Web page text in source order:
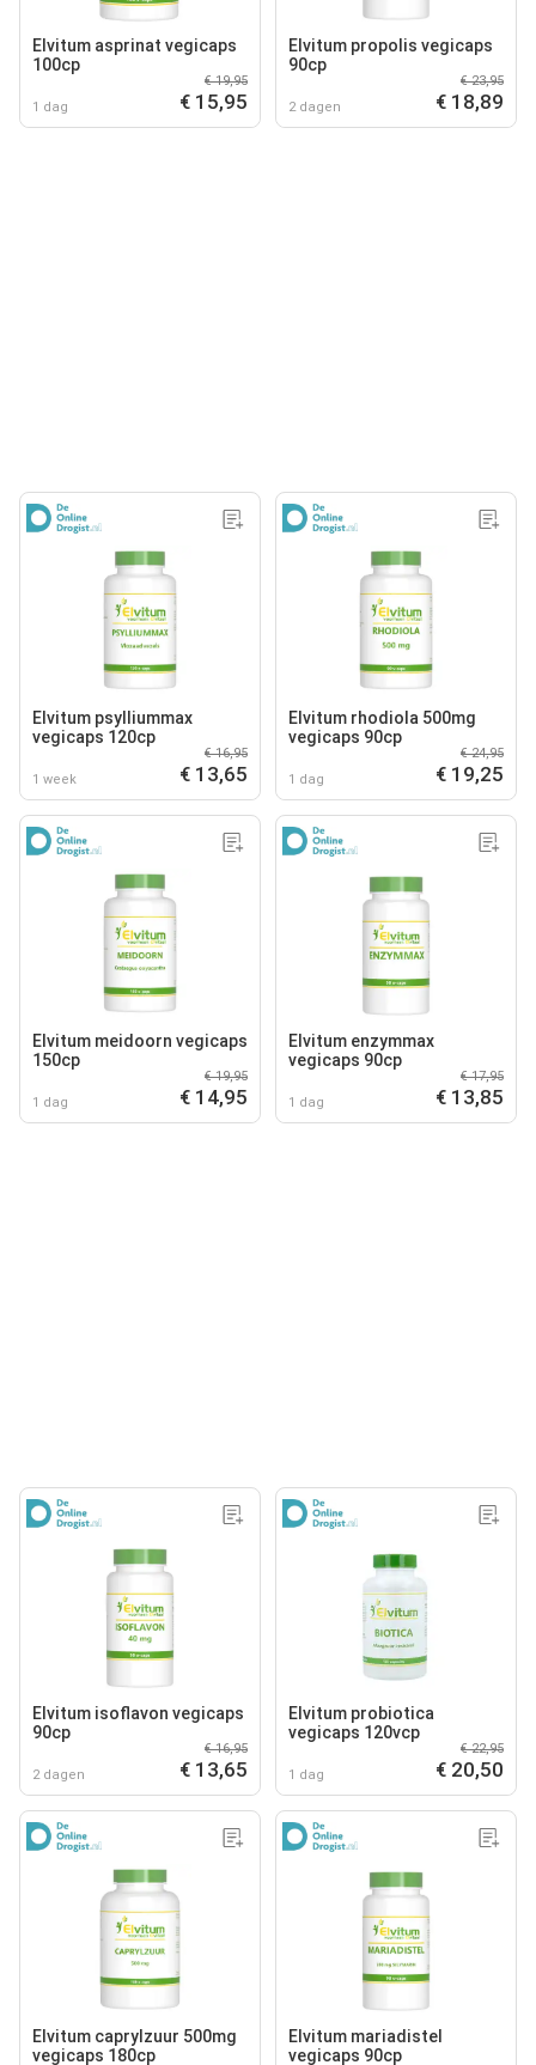
Elvitum asprinat vegicaps
100cp
1 dag
€ 19,95
€ 15,95
Elvitum propolis vegicaps
90cp
2 dagen
€ 23,95
€ 18,89
Elvitum psylliummax
vegicaps 120cp
1 week
€ 16,95
€ 13,65
Elvitum rhodiola 500mg
vegicaps 90cp
1 dag
€ 24,95
€ 19,25
Elvitum meidoorn vegicaps
150cp
1 dag
€ 19,95
€ 14,95
Elvitum enzymmax
vegicaps 90cp
1 dag
€ 17,95
€ 13,85
Elvitum isoflavon vegicaps
90cp
2 dagen
€ 16,95
€ 13,65
Elvitum probiotica
vegicaps 120vcp
1 dag
€ 22,95
€ 20,50
Elvitum caprylzuur 500mg
vegicaps 180cp
Elvitum mariadistel
vegicaps 90cp